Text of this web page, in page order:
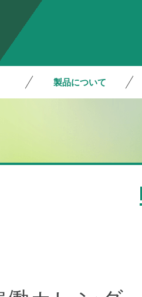
製品について